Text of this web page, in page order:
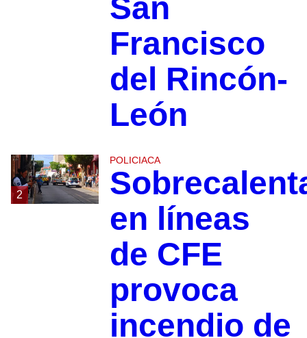
San
Francisco
del Rincón-
León
2
POLICIACA
en líneas
de CFE
provoca
incendio de